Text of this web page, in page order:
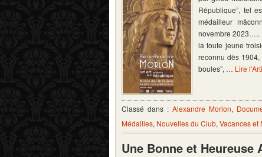
République”, tel
médailleur
novembre 2023…..
la toute jeune
reconnu dès
boules”, … Lire
Classé dans : Alexandre Morlon,
Médailles, Nouvelles du Club, Vacances et
Une Bonne et Heureuse